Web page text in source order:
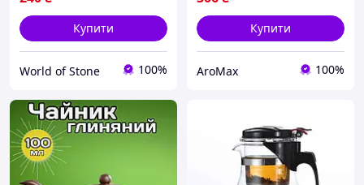
Купити
World of Stone 100%
Купити
AroMax 100%